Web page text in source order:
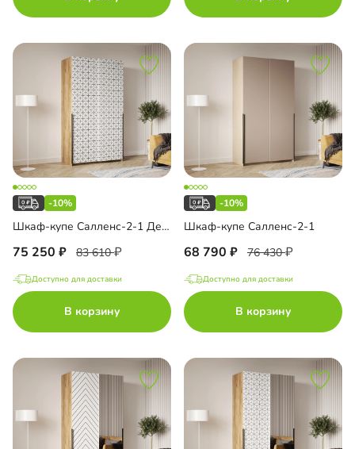
-10%
Шкаф-купе Салленс-2-1 Декор 3
75 250 83 610
Доступно для доставки
В корзину
-10%
Шкаф-купе Салленс-2-1
68 790 76 430
Доступно для доставки
В корзину